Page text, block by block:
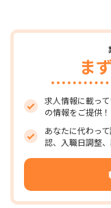
ま
求人情報に載っ
の情報をご提供！
あなたに代わっ
認、入職日調整、